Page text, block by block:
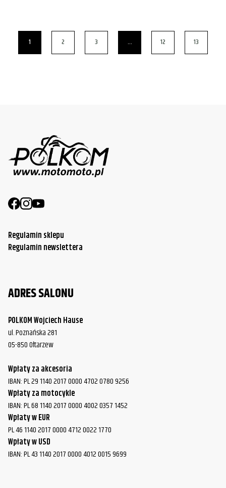
1 2 3 … 12 13
Regulamin sklepu
Regulamin newslettera
ADRES SALONU
POLKOM Wojciech Hause
ul. Poznańska 281
05-850 Ołtarzew
Wpłaty za akcesoria
IBAN: PL 29 1140 2017 0000 4702 0780 9256
Wpłaty za motocykle
IBAN: PL 68 1140 2017 0000 4002 0357 1452
Wpłaty w EUR
PL 46 1140 2017 0000 4712 0022 1770
Wpłaty w USD
IBAN: PL 43 1140 2017 0000 4012 0015 9699